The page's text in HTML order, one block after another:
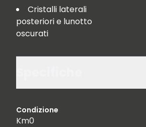
Cristalli laterali
posteriori e lunotto
oscurati
Condizione
Km0